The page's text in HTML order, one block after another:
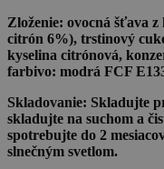
Zloženie: ovocná šťava
citrón 6%), trstinový
kyselina citrónová,
farbivo: modrá FCF
Skladovanie: Skladujte
skladujte na suchom a
spotrebujte do 2
slnečným svetlom.